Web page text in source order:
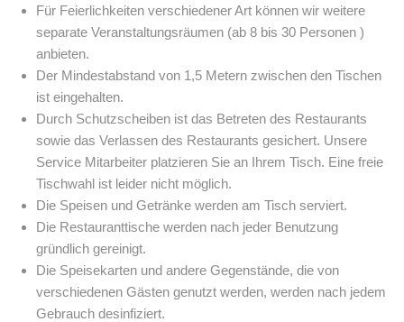
Für Feierlichkeiten verschiedener Art können wir weitere
separate Veranstaltungsräumen (ab 8 bis 30 Personen )
anbieten.
Der Mindestabstand von 1,5 Metern zwischen den Tischen
ist eingehalten.
Durch Schutzscheiben ist das Betreten des Restaurants
sowie das Verlassen des Restaurants gesichert. Unsere
Service Mitarbeiter platzieren Sie an Ihrem Tisch. Eine freie
Tischwahl ist leider nicht möglich.
Die Speisen und Getränke werden am Tisch serviert.
Die Restauranttische werden nach jeder Benutzung
gründlich gereinigt.
Die Speisekarten und andere Gegenstände, die von
verschiedenen Gästen genutzt werden, werden nach jedem
Gebrauch desinfiziert.